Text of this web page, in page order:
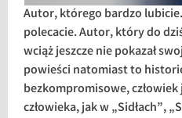
Autor, którego bardzo
polecacie. Autor, który do
wciąż jeszcze nie pokazał
powieści natomiast to
bezkompromisowe,
człowieka, jak w „Sidłach”,